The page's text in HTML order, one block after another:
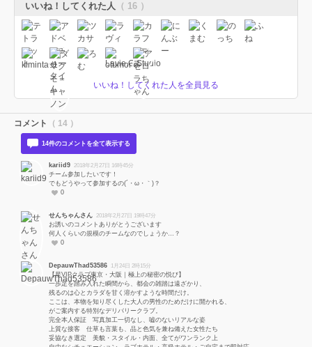
いいね！してくれた人 （ 16 ）
いいね！してくれた人を全員見る
コメント （ 14 ）
14件のコメントを全て表示する
kariid9 2018年2月27日 16時45分
チーム参加したいです！
でもどうやって参加するの(´・ω・｀)？
0
せんちゃんさん 2018年2月27日 19時47分
お誘いのコメントありがとうございます
何人くらいの規模のチームなのでしょうか…？
0
DepauwThad53586 1月24日 2時15分
【星VIPクラブ東京・大阪｜極上の秘密の悦び】
一歩足を踏み入れた瞬間から、都会の雑踏は遠ざかり、
残るのは心とカラダを甘く溶かすような時間だけ。
ここは、本物を知り尽くした大人の男性のためだけに開かれる、
がご案内する特別なデリバリークラブ。
完全本人保証 写真加工一切なし、嘘のないリアルな姿
上質な接客 仕草も言葉も、品と色気を兼ね備えた女性たち
妥協なき選定 美貌・スタイル・内面、全てがワンランク上